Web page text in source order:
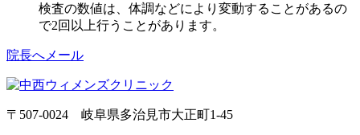
検査の数値は、体調などにより変動することがあるの
で2回以上行うことがあります。
院長へメール
〒507-0024 岐阜県多治見市大正町1-45